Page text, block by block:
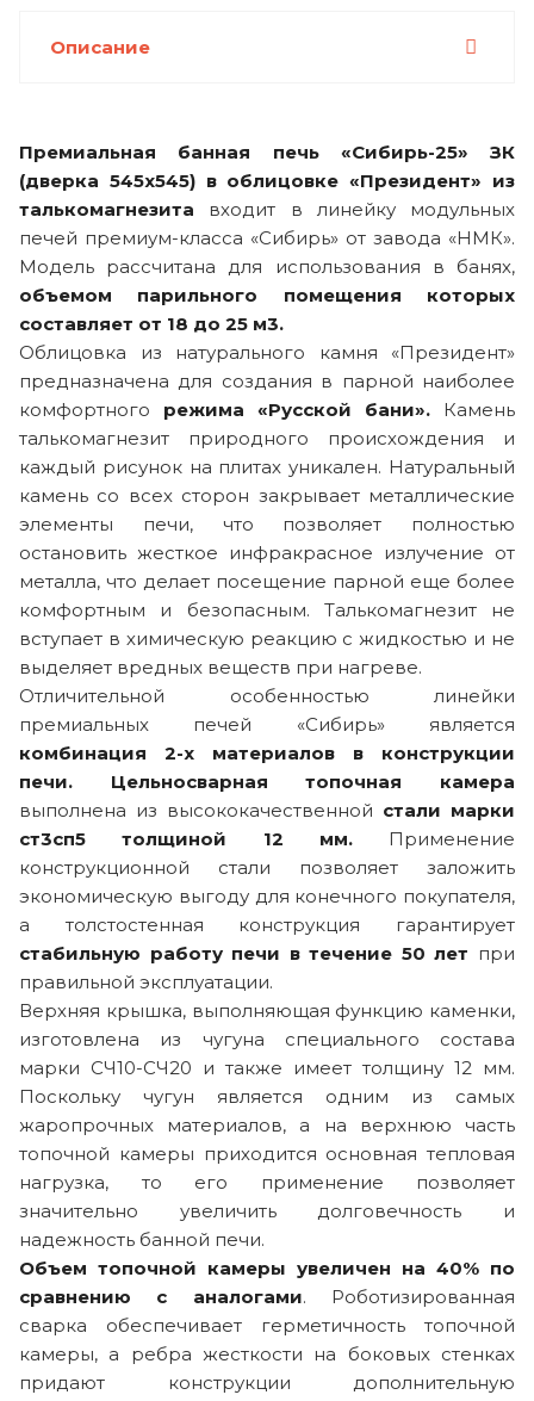
Описание
Премиальная банная печь «Сибирь-25» ЗК
(дверка 545х545) в облицовке «Президент» из
талькомагнезита входит в линейку модульных
печей премиум-класса «Сибирь» от завода «НМК».
Модель рассчитана для использования в банях,
объемом парильного помещения которых
составляет от 18 до 25 м3.
Облицовка из натурального камня «Президент»
предназначена для создания в парной наиболее
комфортного режима «Русской бани». Камень
талькомагнезит природного происхождения и
каждый рисунок на плитах уникален. Натуральный
камень со всех сторон закрывает металлические
элементы печи, что позволяет полностью
остановить жесткое инфракрасное излучение от
металла, что делает посещение парной еще более
комфортным и безопасным. Талькомагнезит не
вступает в химическую реакцию с жидкостью и не
выделяет вредных веществ при нагреве.
Отличительной особенностью линейки
премиальных печей «Сибирь» является
комбинация 2-х материалов в конструкции
печи.
Цельносварная топочная камера
выполнена из высококачественной стали марки
ст3сп5 толщиной 12 мм.Применение
конструкционной стали позволяет заложить
экономическую выгоду для конечного покупателя,
а толстостенная конструкция гарантирует
стабильную работу печи в течение 50 лет при
правильной эксплуатации.
Верхняя крышка, выполняющая функцию каменки,
изготовлена из чугуна специального состава
марки СЧ10-СЧ20 и также имеет толщину 12 мм.
Поскольку чугун является одним из самых
жаропрочных материалов, а на верхнюю часть
топочной камеры приходится основная тепловая
нагрузка, то его применение позволяет
значительно увеличить долговечность и
надежность банной печи.
Объем топочной камеры увеличен на 40% по
сравнению с аналогами. Роботизированная
сварка обеспечивает герметичность топочной
камеры, а ребра жесткости на боковых стенках
придают конструкции дополнительную